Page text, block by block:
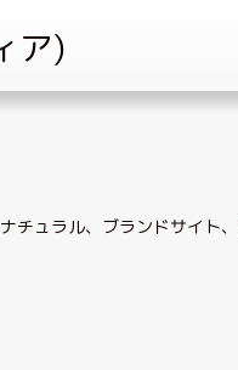
ナチュラル、 ブランドサイト、